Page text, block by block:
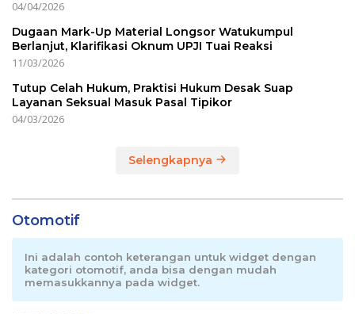
04/04/2026
Dugaan Mark-Up Material Longsor Watukumpul
Berlanjut, Klarifikasi Oknum UPJI Tuai Reaksi
11/03/2026
Tutup Celah Hukum, Praktisi Hukum Desak Suap
Layanan Seksual Masuk Pasal Tipikor
04/03/2026
Selengkapnya
Otomotif
Ini adalah contoh keterangan untuk widget dengan
kategori otomotif, anda bisa dengan mudah
memasukkannya pada widget.